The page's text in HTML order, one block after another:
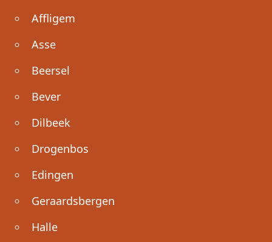
Affligem
Asse
Beersel
Bever
Dilbeek
Drogenbos
Edingen
Geraardsbergen
Halle